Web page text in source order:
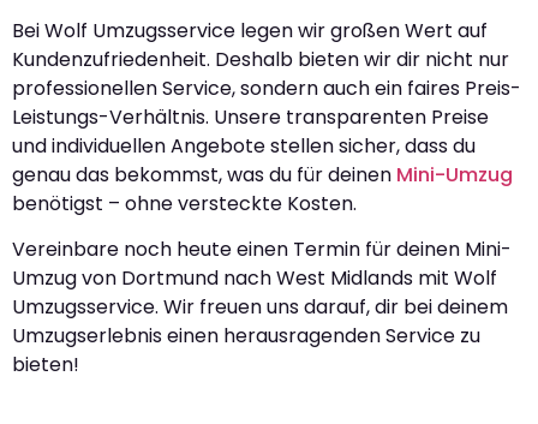
Bei Wolf Umzugsservice legen wir großen Wert auf
Kundenzufriedenheit. Deshalb bieten wir dir nicht nur
professionellen Service, sondern auch ein faires Preis-
Leistungs-Verhältnis. Unsere transparenten Preise
und individuellen Angebote stellen sicher, dass du
genau das bekommst, was du für deinen Mini-Umzug
benötigst – ohne versteckte Kosten.
Vereinbare noch heute einen Termin für deinen Mini-
Umzug von Dortmund nach West Midlands mit Wolf
Umzugsservice. Wir freuen uns darauf, dir bei deinem
Umzugserlebnis einen herausragenden Service zu
bieten!